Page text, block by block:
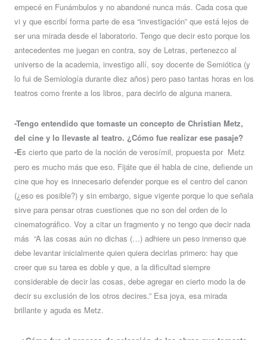
empecé en Funámbulos y no abandoné nunca más. Cada cosa que
vi y que escribí forma parte de esa “investigación” que está lejos de
ser una mirada desde el laboratorio. Tengo que decir esto porque los
antecedentes me juegan en contra, soy de Letras, pertenezco al
universo de la academia, investigo allí, soy docente de Semiótica (y
lo fui de Semiología durante diez años) pero paso tantas horas en los
teatros como frente a los libros, para decirlo de alguna manera.
-Tengo entendido que tomaste un concepto de Christian Metz,
del cine y lo llevaste al teatro. ¿Cómo fue realizar ese pasaje?
-Es cierto que parto de la noción de verosímil, propuesta por Metz
pero es mucho más que eso. Fijáte que él habla de cine, defiende un
cine que hoy es innecesario defender porque es el centro del canon
(¿eso es posible?) y sin embargo, sigue vigente porque lo que señala
sirve para pensar otras cuestiones que no son del orden de lo
cinematográfico. Voy a citar un fragmento y no tengo que decir nada
más “A las cosas aún no dichas (…) adhiere un peso inmenso que
debe levantar inicialmente quien quiera decirlas primero: hay que
creer que su tarea es doble y que, a la dificultad siempre
considerable de decir las cosas, debe agregar en cierto modo la de
decir su exclusión de los otros decires.” Esa joya, esa mirada
brillante y aguda es Metz.